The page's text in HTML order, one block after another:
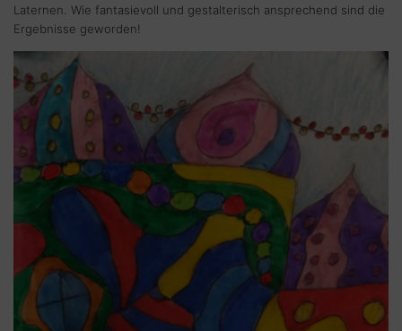
Laternen. Wie fantasievoll und gestalterisch ansprechend sind die
Ergebnisse geworden!